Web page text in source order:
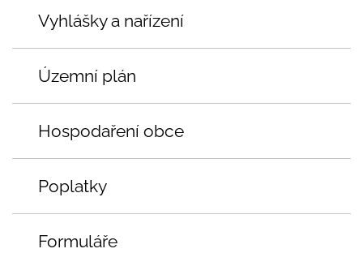
Vyhlášky a nařízení
Územní plán
Hospodaření obce
Poplatky
Formuláře